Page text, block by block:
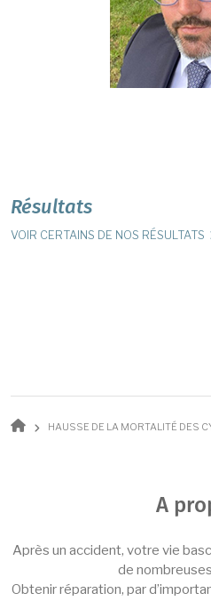
Résultats
VOIR CERTAINS DE NOS RÉSULTATS
HAUSSE DE LA MORTALITÉ DES
A
Après un accident, votre vie
de
Obtenir réparation, par